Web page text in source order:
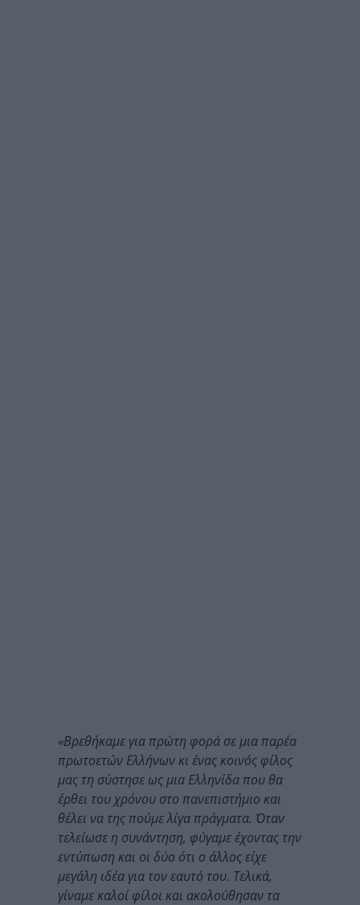
«Βρεθήκαμε για πρώτη φορά σε μια παρέα
πρωτοετών Ελλήνων κι ένας κοινός φίλος
μας τη σύστησε ως μια Ελληνίδα που θα
έρθει του χρόνου στο πανεπιστήμιο και
θέλει να της πούμε λίγα πράγματα. Όταν
τελείωσε η συνάντηση, φύγαμε έχοντας την
εντύπωση και οι δύο ότι ο άλλος είχε
μεγάλη ιδέα για τον εαυτό του. Τελικά,
γίναμε καλοί φίλοι και ακολούθησαν τα